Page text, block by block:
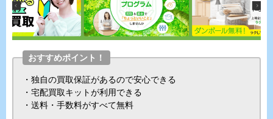
おすすめポイント！
・独自の買取保証があるので安心できる
・宅配買取キットが利用できる
・送料・手数料がすべて無料